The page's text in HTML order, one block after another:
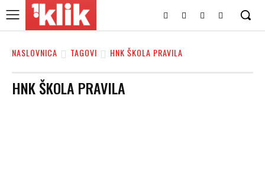
NASLOVNICA TAGOVI HNK ŠKOLA PRAVILA
HNK ŠKOLA PRAVILA